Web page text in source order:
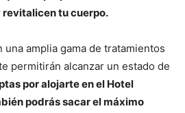
tu cuerpo.
amplia gama de tratamientos
permitirán alcanzar un estado de
por alojarte en el Hotel
podrás sacar el máximo